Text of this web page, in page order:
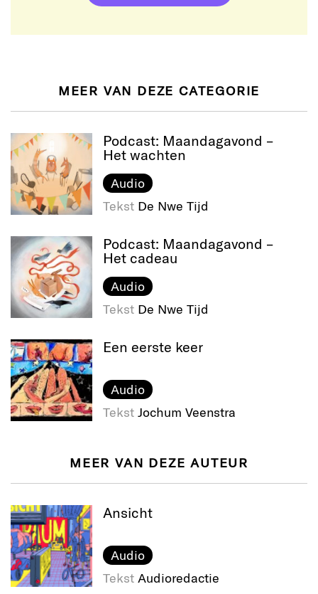
MEER VAN DEZE CATEGORIE
Podcast: Maandagavond –
Het wachten
Audio
Tekst De Nwe Tijd
Podcast: Maandagavond –
Het cadeau
Audio
Tekst De Nwe Tijd
Een eerste keer
Audio
Tekst Jochum Veenstra
MEER VAN DEZE AUTEUR
Ansicht
Audio
Tekst Audioredactie